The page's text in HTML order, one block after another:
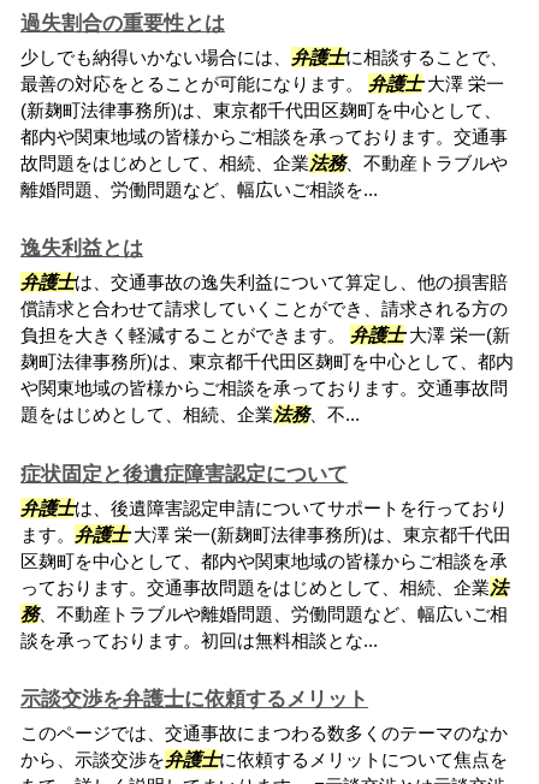
過失割合の重要性とは
少しでも納得いかない場合には、 弁護士に相談することで、
最善の対応をとることが可能になります。 弁護士大澤 栄一
(新麹町法律事務所)は、東京都千代田区麹町を中心として、
都内や関東地域の皆様からご相談を承っております。交通事
故問題をはじめとして、相続、企業法務、不動産トラブルや
離婚問題、労働問題など、幅広いご相談を...
逸失利益とは
弁護士は、交通事故の逸失利益について算定し、他の損害賠
償請求と合わせて請求していくことができ、請求される方の
負担を大きく軽減することができます。 弁護士大澤 栄一(新
麹町法律事務所)は、東京都千代田区麹町を中心として、都内
や関東地域の皆様からご相談を承っております。交通事故問
題をはじめとして、相続、企業法務、不...
症状固定と後遺症障害認定について
弁護士は、後遺障害認定申請についてサポートを行っており
ます。 弁護士大澤 栄一(新麹町法律事務所)は、東京都千代田
区麹町を中心として、都内や関東地域の皆様からご相談を承
っております。交通事故問題をはじめとして、相続、企業法
務、不動産トラブルや離婚問題、労働問題など、幅広いご相
談を承っております。初回は無料相談とな...
示談交渉を弁護士に依頼するメリット
このページでは、交通事故にまつわる数多くのテーマのなか
から、示談交渉を弁護士に依頼するメリットについて焦点を